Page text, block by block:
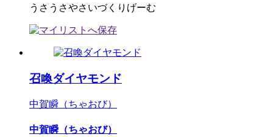
うさうさやさいづくりげーむ
召喚ダイヤモンド
中賀瞬（ちゃおび）
中賀瞬（ちゃおび）